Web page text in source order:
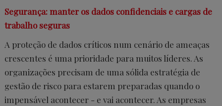
Segurança: manter os dados confidenciais e cargas de
trabalho seguras
A proteção de dados críticos num cenário de ameaças
crescentes é uma prioridade para muitos líderes. As
organizações precisam de uma sólida estratégia de
gestão de risco para estarem preparadas quando o
impensável acontecer - e vai acontecer. As empresas